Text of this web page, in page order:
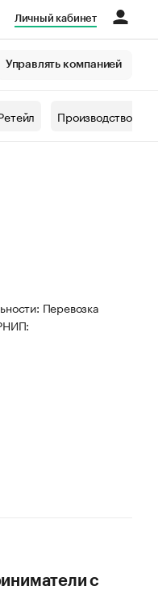
Личный кабинет
Управлять компанией
Производство
Перевозка
с